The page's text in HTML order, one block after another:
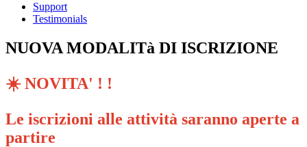
Support
Testimonials
NUOVA MODALITà DI ISCRIZIONE
☀️ NOVITA' ! !
Le iscrizioni alle attività saranno aperte a
partire